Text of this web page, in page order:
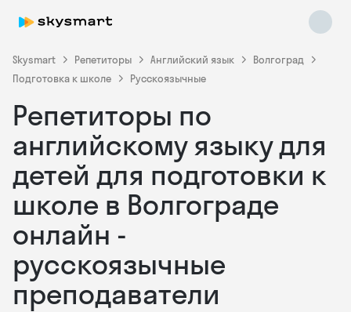
Skysmart Репетиторы Английский язык
Волгоград
Подготовка к школе
Русскоязычные
Репетиторы по
английскому языку для
детей для подготовки к
школе в Волгограде
онлайн -
русскоязычные
преподаватели
Skysmart Chat